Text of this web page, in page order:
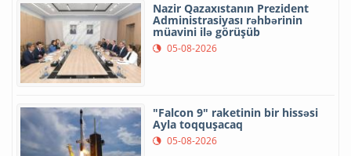
Nazir Qazaxıstanın Prezident
Administrasiyası rəhbərinin
müavini ilə görüşüb
05-08-2026
"Falcon 9" raketinin bir hissəsi
Ayla toqquşacaq
05-08-2026